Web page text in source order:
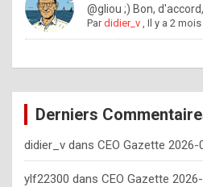
w
o
e
y
o
@gliou ;) Bon,
Pardidier_v ,Il y a 2 mois
Derniers
didier_v dans CEO Gazette 2026-
ylf22300 dans CEO Gazette